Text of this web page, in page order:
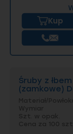
Kup
Śruby z
(zamkowe)